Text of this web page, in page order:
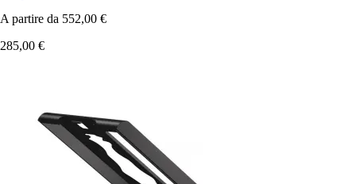
A partire da 552,00 €
285,00 €